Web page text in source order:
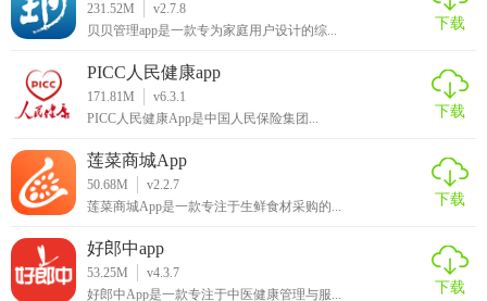
231.52M
v2.7.8
贝贝管理app是一款专为家庭用户设计的综...
下载
PICC人民健康app
171.81M
v6.3.1
PICC人民健康App是中国人民保险集团...
下载
莲菜商城App
50.68M
v2.2.7
莲菜商城App是一款专注于生鲜食材采购的...
下载
好郎中app
53.25M
v4.3.7
好郎中App是一款专注于中医健康管理与服...
下载